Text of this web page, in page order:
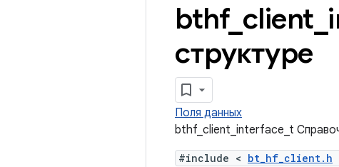
bthf_ client
структуре
Поля данных
bthf_client_interface_t
#include < bt_hf_client.h